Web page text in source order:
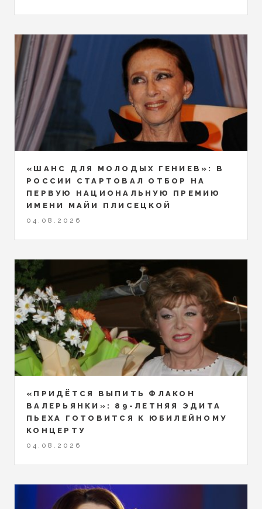
«ШАНС ДЛЯ МОЛОДЫХ ГЕНИЕВ»: В
РОССИИ СТАРТОВАЛ ОТБОР НА
ПЕРВУЮ НАЦИОНАЛЬНУЮ ПРЕМИЮ
ИМЕНИ МАЙИ ПЛИСЕЦКОЙ
04.08.2026
«ПРИДЁТСЯ ВЫПИТЬ ФЛАКОН
ВАЛЕРЬЯНКИ»: 89-ЛЕТНЯЯ ЭДИТА
ПЬЕХА ГОТОВИТСЯ К ЮБИЛЕЙНОМУ
КОНЦЕРТУ
04.08.2026